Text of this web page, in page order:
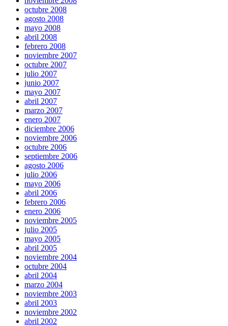
octubre 2008
agosto 2008
mayo 2008
abril 2008
febrero 2008
noviembre 2007
octubre 2007
julio 2007
junio 2007
mayo 2007
abril 2007
marzo 2007
enero 2007
diciembre 2006
noviembre 2006
octubre 2006
septiembre 2006
agosto 2006
julio 2006
mayo 2006
abril 2006
febrero 2006
enero 2006
noviembre 2005
julio 2005
mayo 2005
abril 2005
noviembre 2004
octubre 2004
abril 2004
marzo 2004
noviembre 2003
abril 2003
noviembre 2002
abril 2002